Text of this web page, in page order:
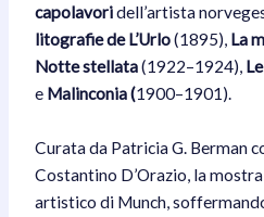
capolavoridell’artista
litografie de L’Urlo(1895), La
Notte stellata(1922–1924),
e Malinconia (1900–1901).
Curata da Patricia G. Berman
Costantino D’Orazio, la
artistico di Munch,